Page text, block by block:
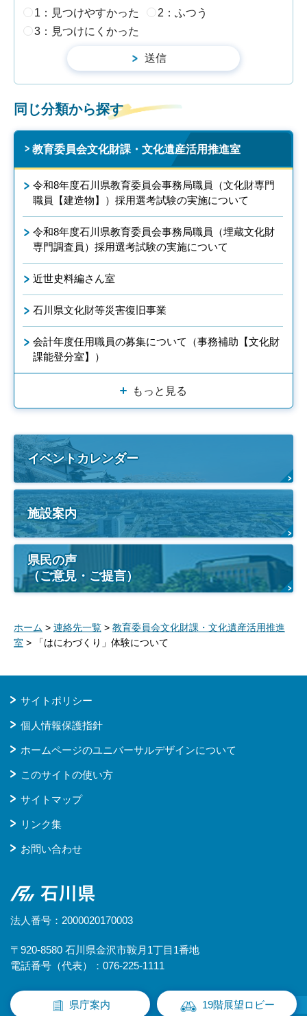
1：見つけやすかった
2：ふつう
3：見つけにくかった
同じ分類から探す
教育委員会文化財課・文化遺産活用推進室
令和8年度石川県教育委員会事務局職員（文化財専門
職員【建造物】）採用選考試験の実施について
令和8年度石川県教育委員会事務局職員（埋蔵文化財
専門調査員）採用選考試験の実施について
近世史料編さん室
石川県文化財等災害復旧事業
会計年度任用職員の募集について（事務補助【文化財
課能登分室】）
もっと見る
イベントカレンダー
施設案内
県民の声
（ご意見・ご提言）
ホーム > 連絡先一覧 > 教育委員会文化財課・文化遺産活用推進
室 > 「はにわづくり」体験について
サイトポリシー
個人情報保護指針
ホームページのユニバーサルデザインについて
このサイトの使い方
サイトマップ
リンク集
お問い合わせ
石川県
法人番号：2000020170003
〒920-8580 石川県金沢市鞍月1丁目1番地
電話番号（代表）：076-225-1111
県庁案内 19階展望ロビー